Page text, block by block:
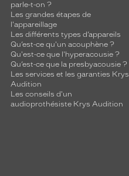
parle-t-on ?
Les grandes étapes de
l'appareillage
Les différents types d’appareils
Qu’est-ce qu'un acouphène ?
Qu'est-ce que l'hyperacousie ?
Qu’est-ce que la presbyacousie ?
Les services et les garanties Krys
Audition
Les conseils d'un
audioprothésiste Krys Audition